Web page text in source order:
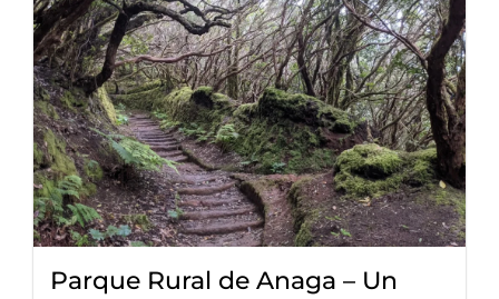
Parque Rural de Anaga – Un